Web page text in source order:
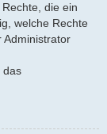
die ein
welche Rechte
Administrator
das